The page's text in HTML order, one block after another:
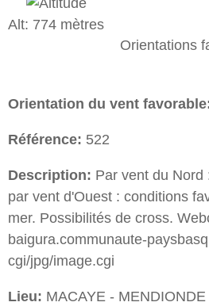
Alt: 774 mètres
Orientations
Orientation du vent
Référence: 522
Description: Par vent du Nord
par vent d'Ouest : conditions
mer. Possibilités de cross.
baigura.communaute-
cgi/jpg/image.cgi
Lieu: MACAYE - MENDIONDE